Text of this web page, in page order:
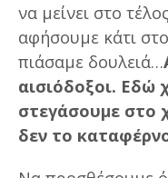
να μείνει στο
αφήσουμε κάτι
πιάσαμε δουλειά…
αισιόδοξοι. Εδώ
στεγάσουμε στο
δεν το